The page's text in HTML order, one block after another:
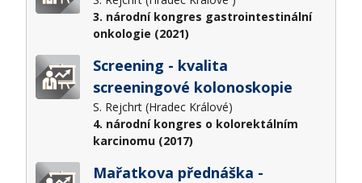
3. národní kongres gastrointestinální
onkologie (2021)
Screening - kvalita
screeningové kolonoskopie
S. Rejchrt (Hradec Králové)
4. národní kongres o kolorektálním
karcinomu (2017)
Mařatkova přednáška -